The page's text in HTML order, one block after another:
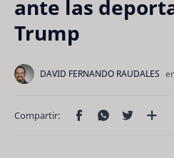
ante las
Trump